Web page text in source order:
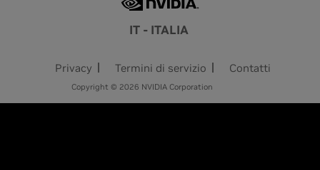
IT - ITALIA
Privacy Termini di servizio Contatti
Copyright © 2026 NVIDIA Corporation